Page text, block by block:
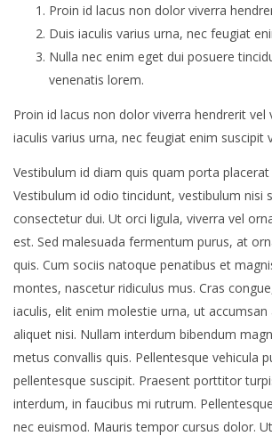
Proin id lacus non dolor viverra
Duis iaculis varius urna, nec feugiat
Nulla nec enim eget dui posuere
venenatis lorem.
Proin id lacus non dolor viverra hendrerit vel
iaculis varius urna, nec feugiat enim suscipit
Vestibulum id diam quis quam porta
Vestibulum id odio tincidunt, vestibulum nisi
consectetur dui. Ut orci ligula, viverra vel
est. Sed malesuada fermentum purus, at
quis. Cum sociis natoque penatibus et
montes, nascetur ridiculus mus. Cras
iaculis, elit enim molestie urna, ut accumsan
aliquet nisi. Nullam interdum bibendum
metus convallis quis. Pellentesque vehicula
pellentesque suscipit. Praesent porttitor
interdum, in faucibus mi rutrum.
nec euismod. Mauris tempor cursus dolor.